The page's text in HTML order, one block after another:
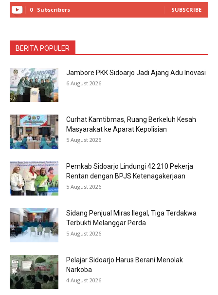
0 Subscribers SUBSCRIBE
BERITA POPULER
Jambore PKK Sidoarjo Jadi Ajang Adu Inovasi
6 August 2026
Curhat Kamtibmas, Ruang Berkeluh Kesah
Masyarakat ke Aparat Kepolisian
5 August 2026
Pemkab Sidoarjo Lindungi 42.210 Pekerja
Rentan dengan BPJS Ketenagakerjaan
5 August 2026
Sidang Penjual Miras Ilegal, Tiga Terdakwa
Terbukti Melanggar Perda
5 August 2026
Pelajar Sidoarjo Harus Berani Menolak
Narkoba
4 August 2026